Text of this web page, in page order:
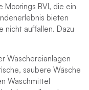
BVI, die ein
bieten
nicht auffallen. Dazu
Wäschereianlagen
saubere Wäsche
Waschmittel